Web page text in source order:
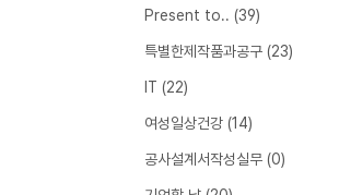
Present to.. (39)
특별한제작품과공구 (23)
IT (22)
여성일상건강 (14)
공사설계서작성실무 (0)